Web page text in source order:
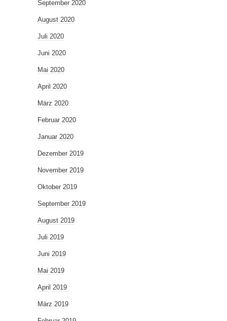
September 2020
August 2020
Juli 2020
Juni 2020
Mai 2020
April 2020
März 2020
Februar 2020
Januar 2020
Dezember 2019
November 2019
Oktober 2019
September 2019
August 2019
Juli 2019
Juni 2019
Mai 2019
April 2019
März 2019